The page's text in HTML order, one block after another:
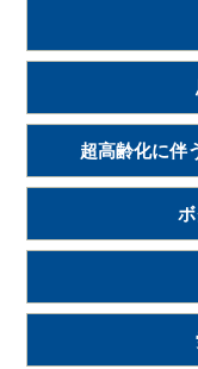
超高齢化に伴